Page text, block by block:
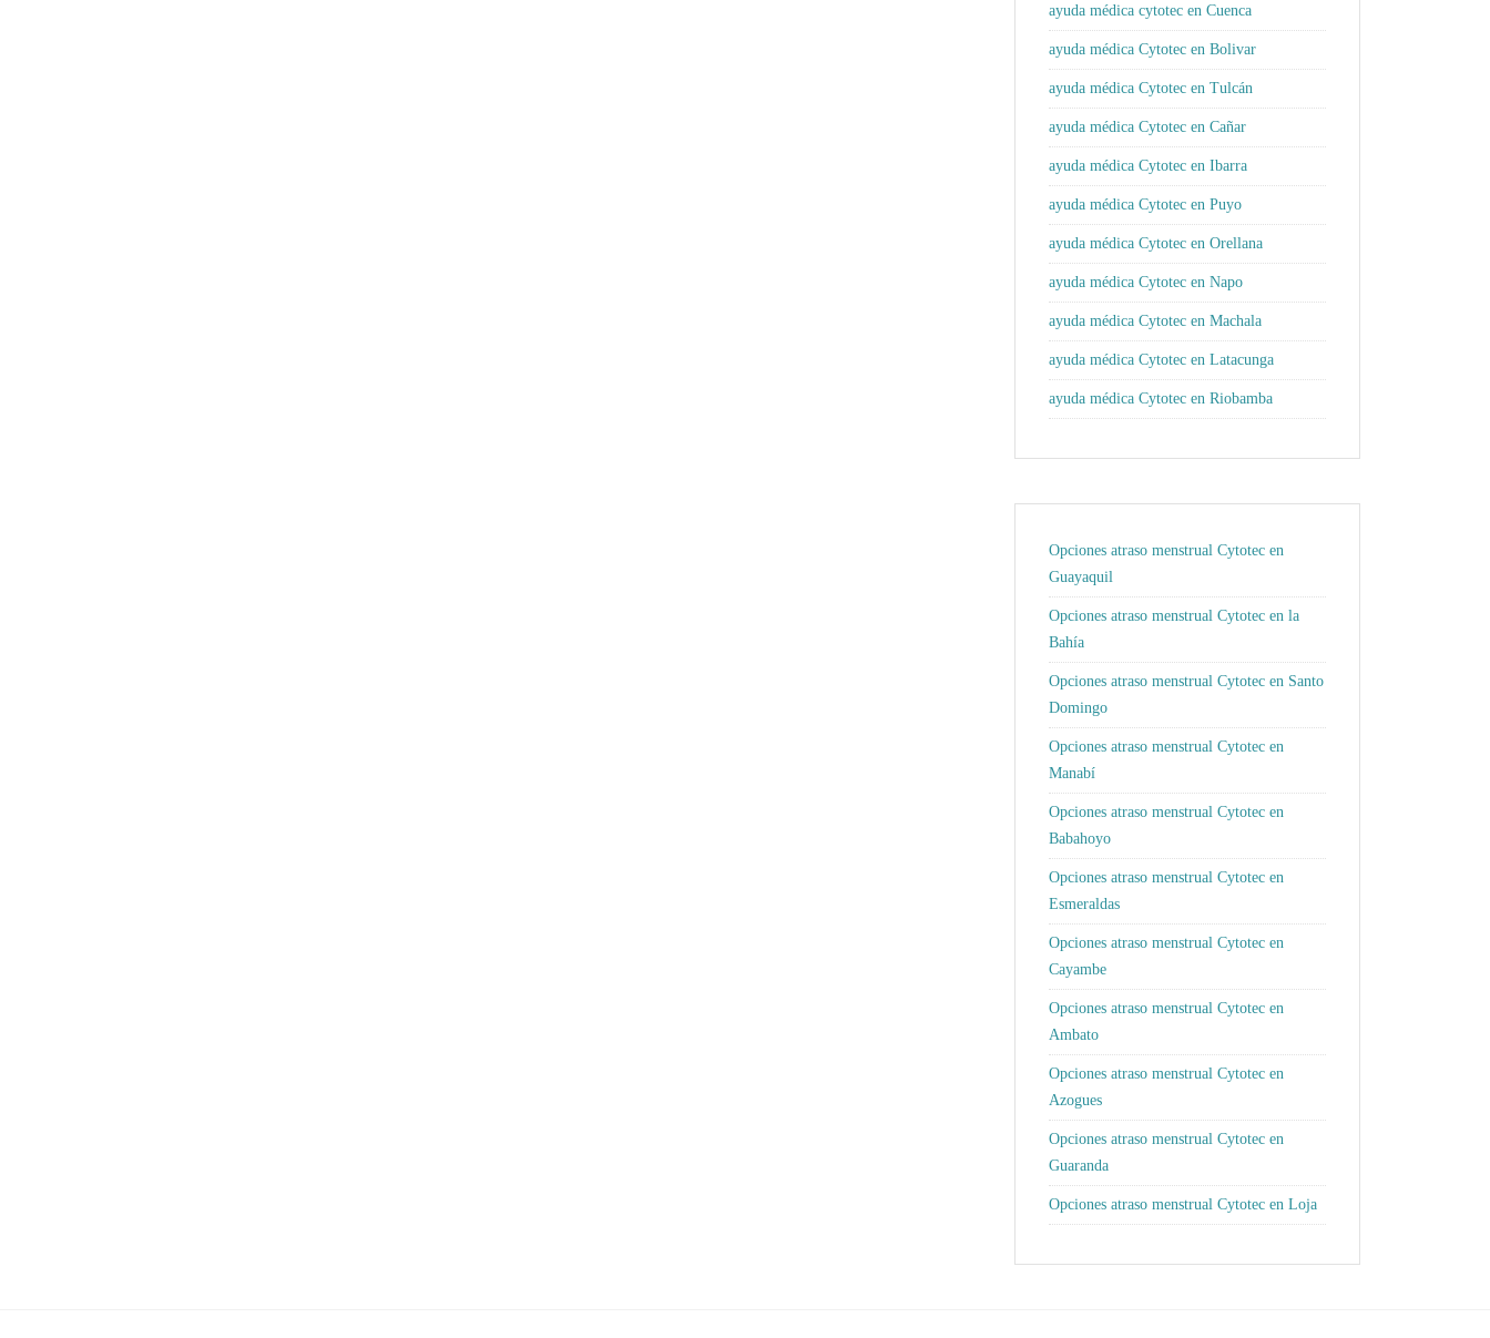
ayuda médica cytotec en Cuenca
ayuda médica Cytotec en Bolivar
ayuda médica Cytotec en Tulcán
ayuda médica Cytotec en Cañar
ayuda médica Cytotec en Ibarra
ayuda médica Cytotec en Puyo
ayuda médica Cytotec en Orellana
ayuda médica Cytotec en Napo
ayuda médica Cytotec en Machala
ayuda médica Cytotec en Latacunga
ayuda médica Cytotec en Riobamba
Opciones atraso menstrual Cytotec en
Guayaquil
Opciones atraso menstrual Cytotec en la
Bahía
Opciones atraso menstrual Cytotec en Santo
Domingo
Opciones atraso menstrual Cytotec en
Manabí
Opciones atraso menstrual Cytotec en
Babahoyo
Opciones atraso menstrual Cytotec en
Esmeraldas
Opciones atraso menstrual Cytotec en
Cayambe
Opciones atraso menstrual Cytotec en
Ambato
Opciones atraso menstrual Cytotec en
Azogues
Opciones atraso menstrual Cytotec en
Guaranda
Opciones atraso menstrual Cytotec en Loja